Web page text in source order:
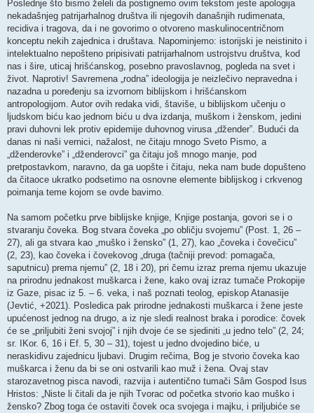
Poslednje što bismo želeli da postignemo ovim tekstom jeste apologija
nekadašnjeg patrijarhalnog društva ili njegovih današnjih rudimenata,
recidiva i tragova, da i ne govorimo o otvoreno maskulinocentričnom
konceptu nekih zajednica i društava. Napominjemo: istorijski je neistinito i
intelektualno nepošteno pripisivati patrijarhalnom ustrojstvu društva, kod
nas i šire, uticaj hrišćanskog, posebno pravoslavnog, pogleda na svet i
život. Naprotiv! Savremena „rodna” ideologija je neizlečivo nepravedna i
nazadna u poređenju sa izvornom biblijskom i hrišćanskom
antropologijom. Autor ovih redaka vidi, štaviše, u biblijskom učenju o
ljudskom biću kao jednom biću u dva izdanja, muškom i ženskom, jedini
pravi duhovni lek protiv epidemije duhovnog virusa „džender”. Budući da
danas ni naši vernici, nažalost, ne čitaju mnogo Sveto Pismo, a
„dženderovke” i „dženderovci” ga čitaju još mnogo manje, pod
pretpostavkom, naravno, da ga uopšte i čitaju, neka nam bude dopušteno
da čitaoce ukratko podsetimo na osnovne elemente biblijskog i crkvenog
poimanja teme kojom se ovde bavimo.
Na samom početku prve biblijske knjige, Knjige postanja, govori se i o
stvaranju čoveka. Bog stvara čoveka „po obličju svojemu” (Post. 1, 26 –
27), ali ga stvara kao „muško i žensko” (1, 27), kao „čoveka i čovečicu”
(2, 23), kao čoveka i čovekovog „druga (tačniji prevod: pomagača,
saputnicu) prema njemu” (2, 18 i 20), pri čemu izraz prema njemu ukazuje
na prirodnu jednakost muškarca i žene, kako ovaj izraz tumače Prokopije
iz Gaze, pisac iz 5. – 6. veka, i naš poznati teolog, episkop Atanasije
(Jevtić, +2021). Posledica pak prirodne jednakosti muškarca i žene jeste
upućenost jednog na drugo, a iz nje sledi realnost braka i porodice: čovek
će se „priljubiti ženi svojoj” i njih dvoje će se sjediniti „u jedno telo” (2, 24;
sr. IKor. 6, 16 i Ef. 5, 30 – 31), tojest u jedno dvojedino biće, u
neraskidivu zajednicu ljubavi. Drugim rečima, Bog je stvorio čoveka kao
muškarca i ženu da bi se oni ostvarili kao muž i žena. Ovaj stav
starozavetnog pisca navodi, razvija i autentično tumači Sâm Gospod Isus
Hristos: „Niste li čitali da je njih Tvorac od početka stvorio kao muško i
žensko? Zbog toga će ostaviti čovek oca svojega i majku, i priljubiće se